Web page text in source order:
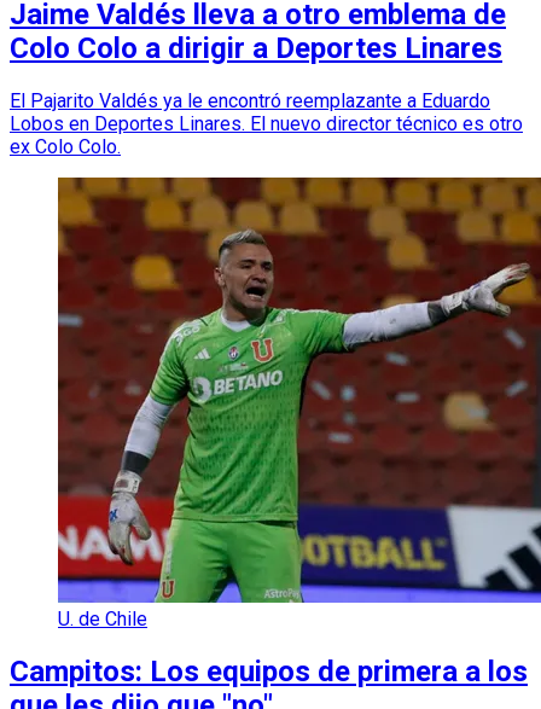
Jaime Valdés lleva a otro emblema de
Colo Colo a dirigir a Deportes Linares
El Pajarito Valdés ya le encontró reemplazante a Eduardo
Lobos en Deportes Linares. El nuevo director técnico es otro
ex Colo Colo.
U. de Chile
Campitos: Los equipos de primera a los